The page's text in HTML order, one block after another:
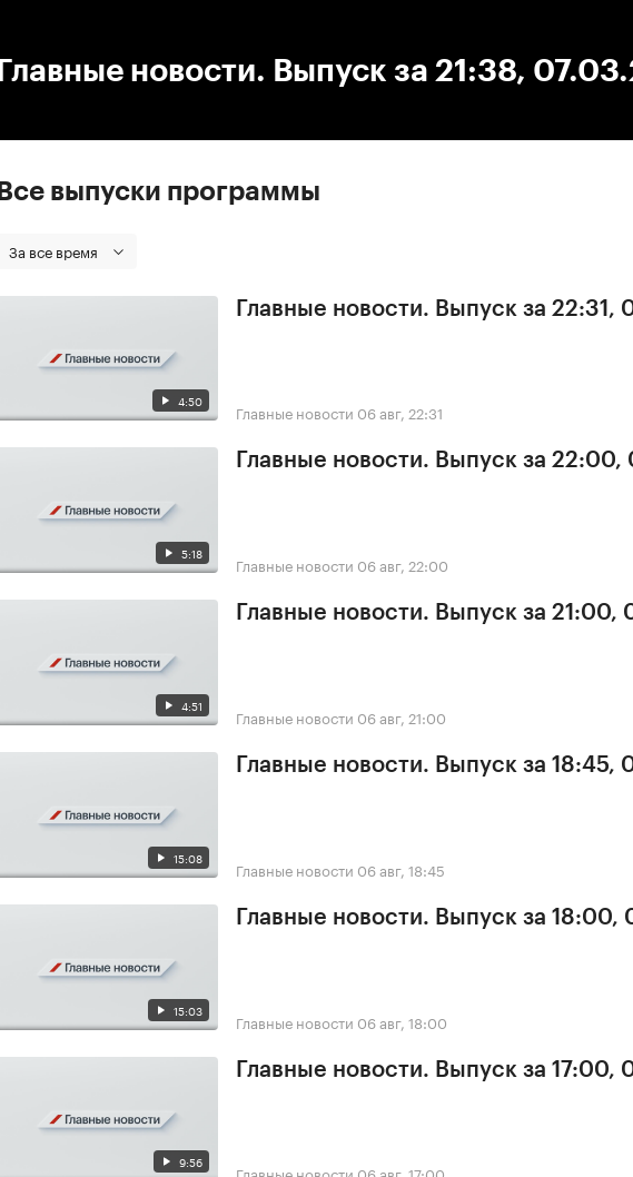
Главные новости. Выпуск за 21:38,
Все выпуски программы
За все время
4:50
Главные новости. Выпуск за 22:31,
Главные новости 06 авг, 22:31
5:18
Главные новости. Выпуск за
Главные новости 06 авг, 22:00
4:51
Главные новости. Выпуск за
Главные новости 06 авг, 21:00
15:08
Главные новости. Выпуск за 18:45,
Главные новости 06 авг, 18:45
15:03
Главные новости. Выпуск за
Главные новости 06 авг, 18:00
9:56
Главные новости. Выпуск за 17:00,